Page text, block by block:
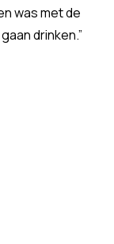
was met de
drinken.”